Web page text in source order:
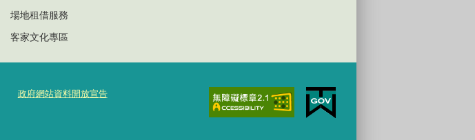
場地租借服務
客家文化專區
政府網站資料開放宣告